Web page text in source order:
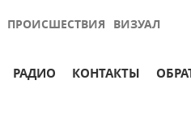
ПРОИСШЕСТВИЯ ВИЗУАЛ
РАДИО КОНТАКТЫ